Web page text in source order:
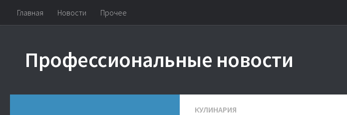
Главная Новости Прочее
Профессиональные новости
КУЛИНАРИЯ